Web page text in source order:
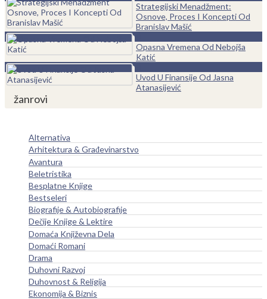
Strategijski Menadžment:
Osnove, Proces I Koncepti Od
Branislav Mašić
Opasna Vremena Od Nebojša
Katić
Uvod U Finansije Od Jasna
Atanasijević
žanrovi
Alternativa
Arhitektura & Građevinarstvo
Avantura
Beletristika
Besplatne Knjige
Bestseleri
Biografije & Autobiografije
Dečije Knjige & Lektire
Domaća Književna Dela
Domaći Romani
Drama
Duhovni Razvoj
Duhovnost & Religija
Ekonomija & Biznis